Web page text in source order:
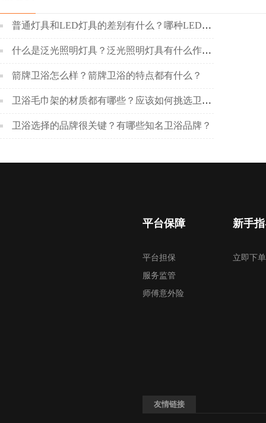
普通灯具和LED灯具的差别有什么？哪种LED灯具更好呢？
什么是泛光照明灯具？泛光照明灯具有什么作用？
箭牌卫浴怎么样？箭牌卫浴的特点都有什么？
卫浴毛巾架的材质都有哪些？应该如何挑选卫浴毛巾架？
卫浴选择的品牌很关键？有哪些知名卫浴品牌？
平台保障
平台担保
服务监管
师傅意外险
新手
立即下单
友情链接